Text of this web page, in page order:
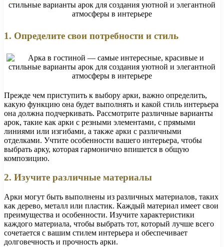
1. Определите свои потребности и стиль
Прежде чем приступить к выбору арки, важно определить,
какую функцию она будет выполнять и какой стиль интерьера
она должна подчеркивать. Рассмотрите различные варианты
арок, такие как арки с резными элементами, с прямыми
линиями или изгибами, а также арки с различными
отделками. Учтите особенности вашего интерьера, чтобы
выбрать арку, которая гармонично впишется в общую
композицию.
2. Изучите различные материалы
Арки могут быть выполнены из различных материалов, таких
как дерево, металл или пластик. Каждый материал имеет свои
преимущества и особенности. Изучите характеристики
каждого материала, чтобы выбрать тот, который лучше всего
сочетается с вашим стилем интерьера и обеспечивает
долговечность и прочность арки.